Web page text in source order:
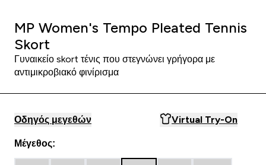
MP Women's Tempo Pleated Tennis
Skort
Γυναικείο skort τένις που στεγνώνει γρήγορα με
αντιμικροβιακό φινίρισμα
Οδηγός μεγεθών Virtual Try-On
Μέγεθος: